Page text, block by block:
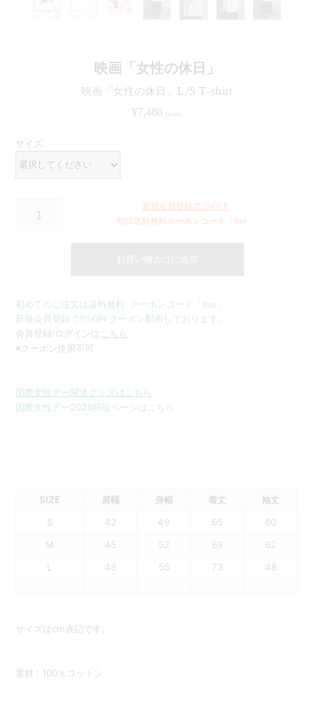
映画「女性の休日」
映画「女性の休日」L/S T-shirt
¥7,480 (in tax)
サイズ
新規会員登録で5%OFF
初回送料無料クーポンコード「free」
初めてのご注文は送料無料: クーポンコード「free」
新規会員登録で5%OFFクーポン配布しております。
会員登録/ログインは こちら
※クーポン使用不可
国際女性デー関連グッズはこちら
国際女性デー2025特設ページはこちら
SIZE 肩幅 身幅 着丈
袖丈
S
42 49 65
60
M
45 52 69
62
L
48 55 73 48
サイズはcm表記です。
素材 : 100％コットン